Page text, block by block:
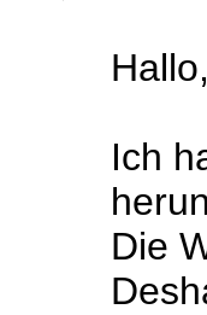
Hallo,
Ich
Die